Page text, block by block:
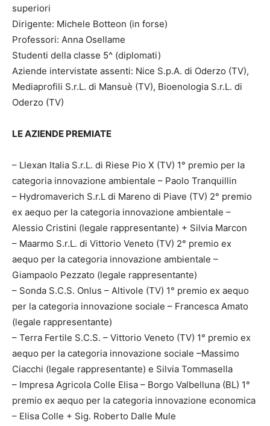
superiori
Dirigente: Michele Botteon (in forse)
Professori: Anna Osellame
Studenti della classe 5^ (diplomati)
Aziende intervistate assenti: Nice S.p.A. di Oderzo (TV),
Mediaprofili S.r.L. di Mansuè (TV), Bioenologia S.r.L. di
Oderzo (TV)
LE AZIENDE PREMIATE
– Llexan Italia S.r.L. di Riese Pio X (TV) 1° premio per la
categoria innovazione ambientale – Paolo Tranquillin
– Hydromaverich S.r.L di Mareno di Piave (TV) 2° premio
ex aequo per la categoria innovazione ambientale –
Alessio Cristini (legale rappresentante) + Silvia Marcon
– Maarmo S.r.L. di Vittorio Veneto (TV) 2° premio ex
aequo per la categoria innovazione ambientale –
Giampaolo Pezzato (legale rappresentante)
– Sonda S.C.S. Onlus – Altivole (TV) 1° premio ex aequo
per la categoria innovazione sociale – Francesca Amato
(legale rappresentante)
– Terra Fertile S.C.S. – Vittorio Veneto (TV) 1° premio ex
aequo per la categoria innovazione sociale –Massimo
Ciacchi (legale rappresentante) e Silvia Tommasella
– Impresa Agricola Colle Elisa – Borgo Valbelluna (BL) 1°
premio ex aequo per la categoria innovazione economica
– Elisa Colle + Sig. Roberto Dalle Mule